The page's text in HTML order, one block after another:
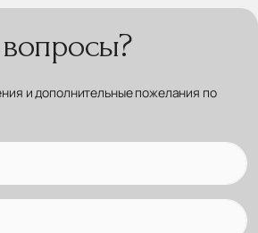
и дополнительные пожелания по